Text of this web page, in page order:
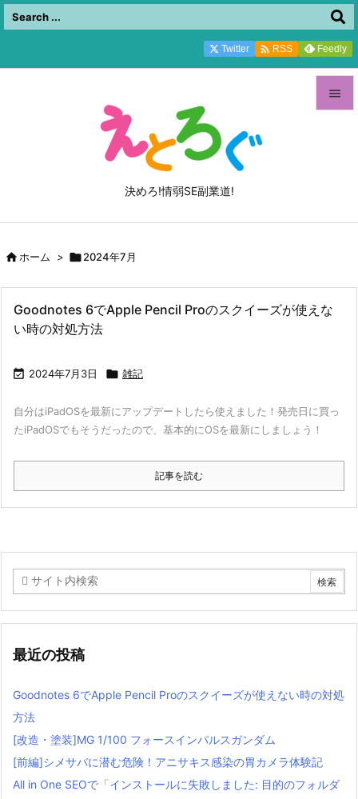
決めろ!情弱SE副業道!

前へ

検索
Twitter  RSS Feedly
ホーム > 2024年7月
Goodnotes 6でApple Pencil Proのスクイーズが使えな
い時の対処方法
 2024年7月3日  雑記
自分はiPadOSを最新にアップデートしたら使えました！ 発売日に買っ
たiPadOSでもそうだったので、基本的にOSを最新にしましょう！
記事を読む
最近の投稿
Goodnotes 6でApple Pencil Proのスクイーズが使えない時の対処
方法
[改造・塗装]MG 1/100 フォースインパルスガンダム
[前編]シメサバに潜む危険！アニサキス感染の胃カメラ体験記
All in One SEOで「インストールに失敗しました: 目的のフォルダ